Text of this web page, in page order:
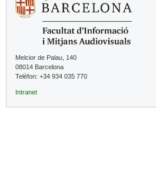
Melcior de Palau, 140
08014 Barcelona
Telèfon: +34 934 035 770
Intranet